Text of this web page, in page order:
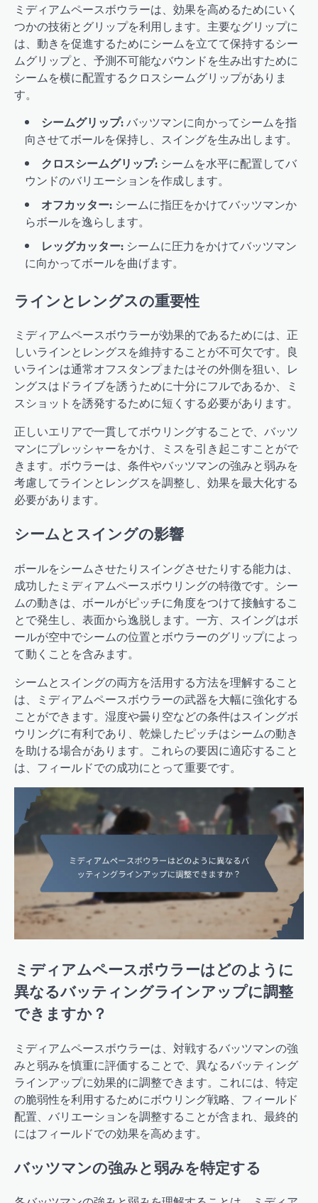
ミディアムペースボウラーは、効果を高めるためにいく
つかの技術とグリップを利用します。主要なグリップに
は、動きを促進するためにシームを立てて保持するシー
ムグリップと、予測不可能なバウンドを生み出すために
シームを横に配置するクロスシームグリップがありま
す。
シームグリップ:バッツマンに向かってシームを指
向させてボールを保持し、スイングを生み出します。
クロスシームグリップ: シームを水平に配置してバ
ウンドのバリエーションを作成します。
オフカッター: シームに指圧をかけてバッツマンか
らボールを逸らします。
レッグカッター: シームに圧力をかけてバッツマン
に向かってボールを曲げます。
ラインとレングスの重要性
ミディアムペースボウラーが効果的であるためには、正
しいラインとレングスを維持することが不可欠です。良
いラインは通常オフスタンプまたはその外側を狙い、レ
ングスはドライブを誘うために十分にフルであるか、ミ
スショットを誘発するために短くする必要があります。
正しいエリアで一貫してボウリングすることで、バッツ
マンにプレッシャーをかけ、ミスを引き起こすことがで
きます。ボウラーは、条件やバッツマンの強みと弱みを
考慮してラインとレングスを調整し、効果を最大化する
必要があります。
シームとスイングの影響
ボールをシームさせたりスイングさせたりする能力は、
成功したミディアムペースボウリングの特徴です。シー
ムの動きは、ボールがピッチに角度をつけて接触するこ
とで発生し、表面から逸脱します。一方、スイングはボ
ールが空中でシームの位置とボウラーのグリップによっ
て動くことを含みます。
シームとスイングの両方を活用する方法を理解すること
は、ミディアムペースボウラーの武器を大幅に強化する
ことができます。湿度や曇り空などの条件はスイングボ
ウリングに有利であり、乾燥したピッチはシームの動き
を助ける場合があります。これらの要因に適応すること
は、フィールドでの成功にとって重要です。
ミディアムペースボウラーはどのように
異なるバッティングラインアップに調整
できますか？
ミディアムペースボウラーは、対戦するバッツマンの強
みと弱みを慎重に評価することで、異なるバッティング
ラインアップに効果的に調整できます。これには、特定
の脆弱性を利用するためにボウリング戦略、フィールド
配置、バリエーションを調整することが含まれ、最終的
にはフィールドでの効果を高めます。
バッツマンの強みと弱みを特定する